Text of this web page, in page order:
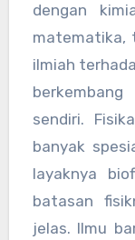
dengan
matematika,
ilmiah
sendiri.
banyak
layaknya
batasan
jelas. Ilmu